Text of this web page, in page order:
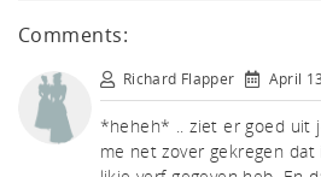
Comments:
Richard Flapper April
*heheh* .. ziet er goed uit
me net zover gekregen